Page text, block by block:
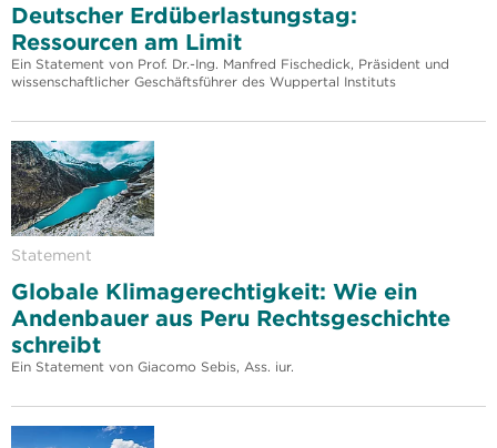
Deutscher Erdüberlastungstag:
Ressourcen am Limit
Ein Statement von Prof. Dr.-Ing. Manfred Fischedick, Präsident und
wissenschaftlicher Geschäftsführer des Wuppertal Instituts
Statement
Globale Klimagerechtigkeit: Wie ein
Andenbauer aus Peru Rechtsgeschichte
schreibt
Ein Statement von Giacomo Sebis, Ass. iur.